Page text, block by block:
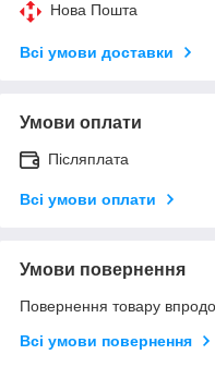
Нова Пошта
Всі умови доставки
Умови оплати
Післяплата
Всі умови оплати
Умови повернення
Повернення товару
Всі умови повернення